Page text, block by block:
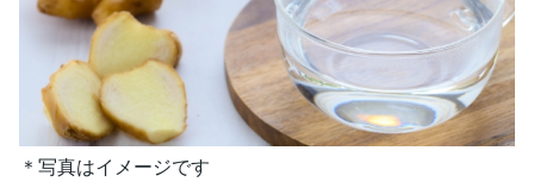
＊写真はイメージです